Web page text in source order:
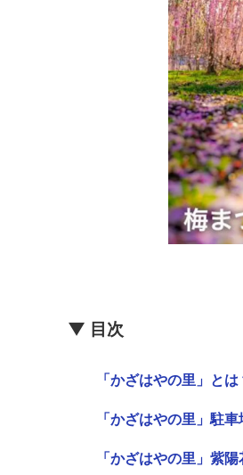
▼ 目次
「かざはやの里」とは
「かざはやの里」駐
「かざはやの里」紫